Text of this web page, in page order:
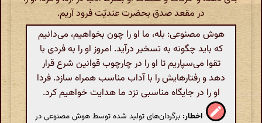
در مقعد صدق بحضرت عندیّت فرود آریم.
هوش مصنوعی: بله، ما او را چون بخواهیم، می‌دانیم
که باید چگونه به تسخیر درآید. امروز او را به فردی با
تقوا می‌سپاریم تا او را در چارچوب قوانین شرع قرار
دهد و رفتارهایش را با آداب مناسب همراه سازد. فردا
او را در جایگاه مناسبی نزد ما هدایت خواهیم کرد.
اخطار: برگردان‌های تولید شده توسط هوش مصنوعی در